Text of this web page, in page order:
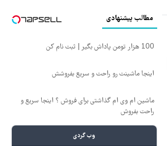
مطالب پیشنهادی
100 هزار تومن پاداش بگیر | ثبت نام کن
اینجا ماشینت رو راحت و سریع بفروشش
ماشین ام وی ام گذاشتی برای فروش ؟ اینجا سریع و
راحت بفروش
وب گردی